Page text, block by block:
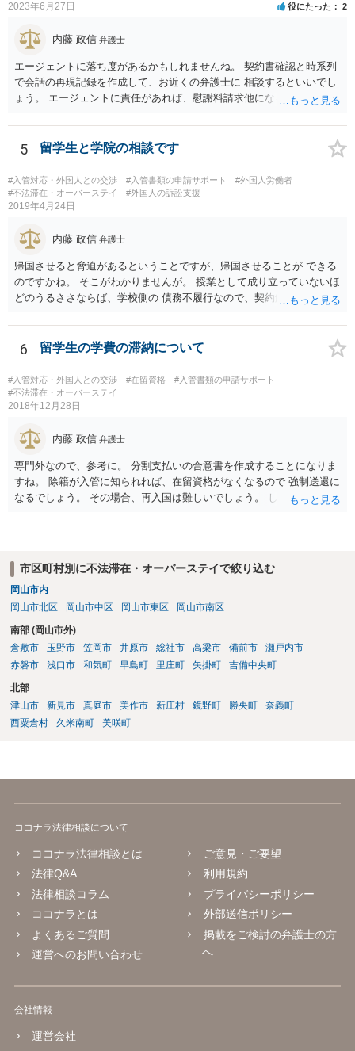
2023年6月27日 役にたった 2
内藤 政信 弁護士
エージェントに落ち度があるかもしれませんね。 契約書確認と時系列
で会話の再現記録を作成して、お近くの弁護士に 相談するといいでし
ょう。 エージェントに責任があれば、慰謝料請求他になるでしょう。
5 留学生と学院の相談です
#入管対応・外国人との交渉 #入管書類の申請サポート
#外国人労働者
#不法滞在・オーバーステイ
#外国人の訴訟支援
2019年4月24日
内藤 政信 弁護士
帰国させると脅迫があるということですが、帰国させることが できる
のですかね。 そこがわかりませんが。 授業として成り立っていないほ
どのうるささならば、学校側の 債務不履行なので、契約解除、あるい
て、在留資格に問題が出るといけません から、その点が気になるとこ
ろですね。
6 留学生の学費の滞納について
#入管対応・外国人との交渉 #在留資格
#入管書類の申請サポート
#不法滞在・オーバーステイ
2018年12月28日
内藤 政信 弁護士
専門外なので、参考に。 分割支払いの合意書を作成することになりま
すね。 除籍が入管に知られれば、在留資格がなくなるので 強制送還に
なるでしょう。 その場合、再入国は難しいでしょう。 したがって、結
いように思いますね。
市区町村別に不法滞在・オーバーステイで絞り込む
岡山市内
岡山市北区
岡山市中区 岡山市東区 岡山市南区
南部 (岡山市外)
倉敷市
玉野市 笠岡市 井原市 総社市 高梁市 備前市
瀬戸内市
赤磐市
浅口市 和気町 早島町 里庄町 矢掛町 吉備中央町
北部
津山市
新見市 真庭市 美作市 新庄村 鏡野町 勝央町
奈義町
西粟倉村
久米南町 美咲町
ココナラ法律相談について
ココナラ法律相談とは
法律Q&A
法律相談コラム
ココナラとは
よくあるご質問
運営へのお問い合わせ
ご意見・ご要望
利用規約
プライバシーポリシー
外部送信ポリシー
掲載をご検討の弁護士の方
へ
会社情報
運営会社